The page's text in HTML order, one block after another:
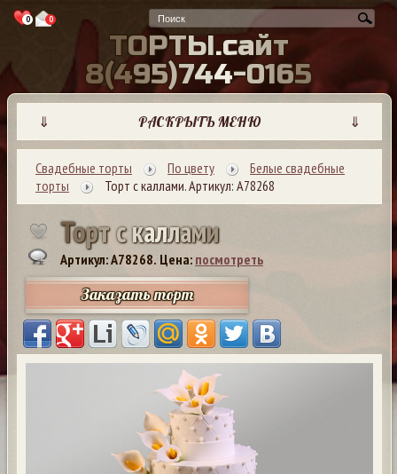
0 0
ТОРТЫ.сайт
8(495)744-0165
⇓ РАСКРЫТЬ МЕНЮ ⇓
Свадебные торты По цвету
Белые свадебные
торты
Торт с каллами. Артикул: А78268
Тортскаллами
Артикул: A78268. Цена: посмотреть
Заказать торт